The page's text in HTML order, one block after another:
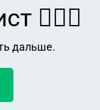
👨🏻‍⚖️
дальше.